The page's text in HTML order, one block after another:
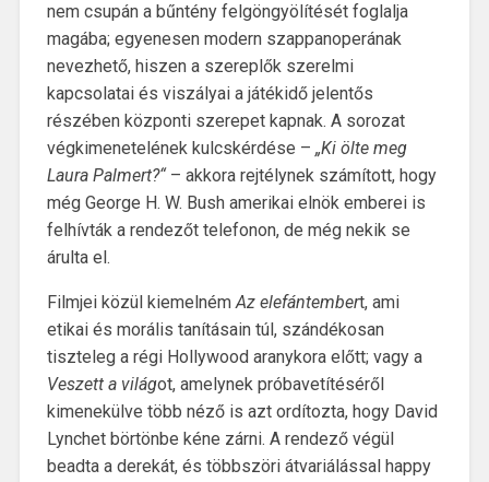
nem csupán a bűntény felgöngyölítését foglalja
magába; egyenesen modern szappanoperának
nevezhető, hiszen a szereplők szerelmi
kapcsolatai és viszályai a játékidő jelentős
részében központi szerepet kapnak. A sorozat
végkimenetelének kulcskérdése – „Ki ölte meg
Laura Palmert?“– akkora rejtélynek számított, hogy
még George H. W. Bush amerikai elnök emberei is
felhívták a rendezőt telefonon, de még nekik se
árulta el.
Filmjei közül kiemelnémAz elefántembert, ami
etikai és morális tanításain túl, szándékosan
tiszteleg a régi Hollywood aranykora előtt; vagy a
Veszett a világot, amelynek próbavetítéséről
kimenekülve több néző is azt ordítozta, hogy David
Lynchet börtönbe kéne zárni. A rendező végül
beadta a derekát, és többszöri átvariálással happy